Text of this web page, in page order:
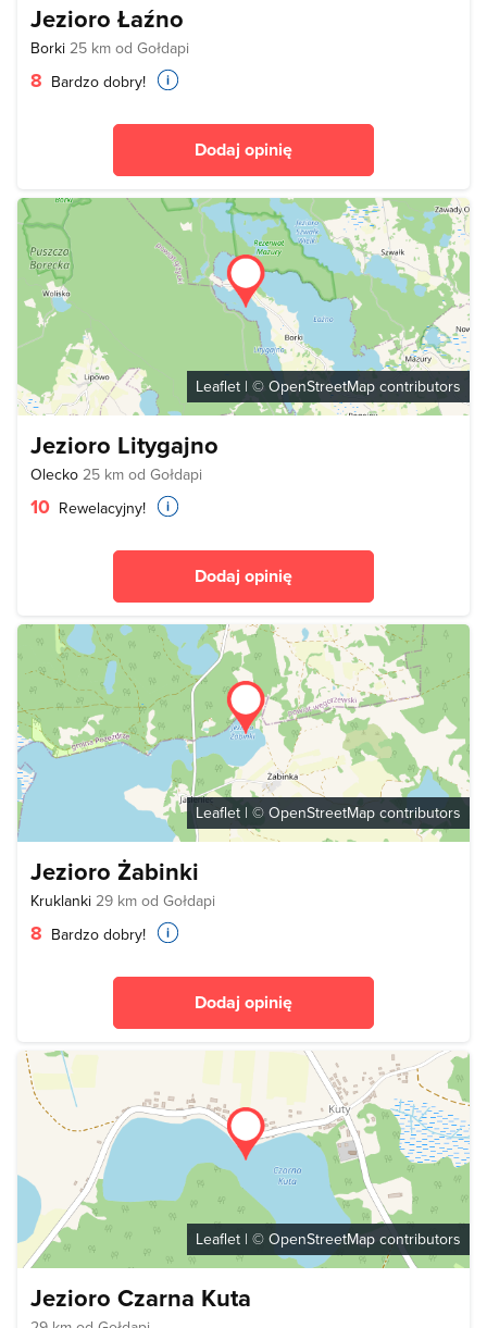
Jezioro Łaźno
Borki 25 km od Gołdapi
8 Bardzo dobry!
Dodaj opinię
Leaflet | © OpenStreetMap contributors
Jezioro Litygajno
Olecko 25 km od Gołdapi
10 Rewelacyjny!
Dodaj opinię
Leaflet | © OpenStreetMap contributors
Jezioro Żabinki
Kruklanki 29 km od Gołdapi
8 Bardzo dobry!
Dodaj opinię
Leaflet | © OpenStreetMap contributors
Jezioro Czarna Kuta